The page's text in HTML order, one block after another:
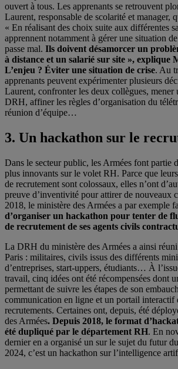
ouvert à tous. Les apprenants se retrouvent
Laurent, responsable de scolarité et manager,
« En réalisant des choix suite aux différentes
apprennent notamment à gérer une situation
passe mal. Ils doivent désamorcer un
à distance et un salarié sur site », explique
L’enjeu ? Éviter une situation de crise. Au
apprenants peuvent expérimenter plusieurs
Laurent, confronter les deux collègues, mener
DRH, affiner les règles d’organisation du
réunion d’équipe…
3. Un hackathon sur le
Dans le secteur public, les Armées font partie
plus innovants sur le volet RH. Parce que
de recrutement sont colossaux, elles n’ont
preuve d’inventivité pour attirer de nouveaux
2018, le ministère des Armées a par exemple
d’organiser un hackathon pour tenter de
de recrutement de ses agents civils
La DRH du ministère des Armées a ainsi
Paris : militaires, civils issus des différents
d’entreprises, start-uppers, étudiants… À
travail, cinq idées ont été récompensées dont
permettant de suivre les étapes de son
communication en ligne et un portail interactif
recrutements. Certaines ont, depuis, été
des Armées. Depuis 2018, le format
été dupliqué par le département RH. En
dernier en a organisé un sur le sujet du futur
2024, c’est un hackathon sur l’intelligence